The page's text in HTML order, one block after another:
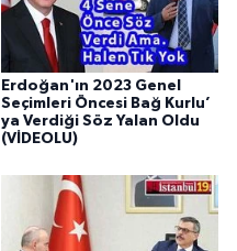
Erdoğan'ın 2023 Genel
Seçimleri Öncesi Bağ Kurlu’
ya Verdiği Söz Yalan Oldu
(VİDEOLU)